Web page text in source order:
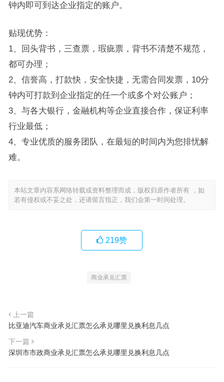
钟内即可到达企业指定的账户。
贴现优势：
1、回头背书，三查票，瑕疵票，背书不清楚不规范，
都可办理；
2、信誉高，打款快，安全快捷，无需合同发票，10分
钟内可打款到企业指定的任一个或多个对公账户；
3、与各大银行，金融机构等企业直接合作，保证利率
行业最低；
4、专业优质的服务团队，在最短的时间内为您排忧解
难。
本站文章内容系网络转载或资料整理而成，版权归原作者所有 ，如
若有侵权或不妥之处，还请留言指正，我们会第一时间处理。
219赞
商业承兑汇票
上一篇
比亚迪汽车商业承兑汇票怎么承兑哪里兑换利息几点
下一篇
深圳市市政商业承兑汇票怎么承兑哪里兑换利息几点